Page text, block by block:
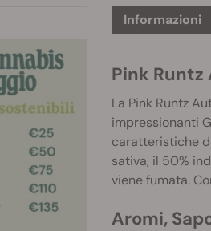
Informazioni
Pink Runtz
La Pink Runtz
impressionanti
caratteristiche
sativa, il 50%
viene fumata.
Aromi,